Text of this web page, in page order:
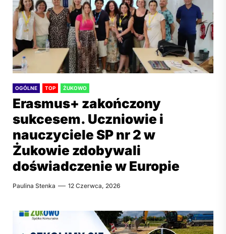
OGÓLNE TOP ŻUKOWO
Erasmus+ zakończony
sukcesem. Uczniowie i
nauczyciele SP nr 2 w
Żukowie zdobywali
doświadczenie w Europie
Paulina Stenka 12 Czerwca, 2026